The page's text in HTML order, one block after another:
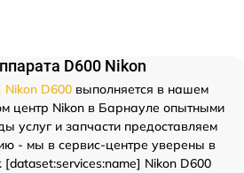
D600 Nikon
Nikon D600 выполняется в нашем
центр Nikon в Барнауле опытными
услуг и запчасти предоставляем
- мы в сервис-центре уверены в
[dataset:services:name] Nikon D600